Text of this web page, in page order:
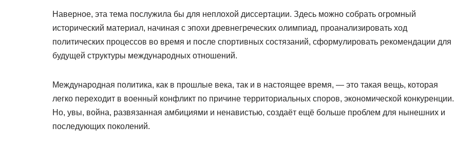
Наверное, эта тема послужила бы для неплохой диссертации. Здесь можно собрать огромный
исторический материал, начиная с эпохи древнегреческих олимпиад, проанализировать ход
политических процессов во время и после спортивных состязаний, сформулировать рекомендации для
будущей структуры международных отношений.
Международная политика, как в прошлые века, так и в настоящее время, — это такая вещь, которая
легко переходит в военный конфликт по причине территориальных споров, экономической конкуренции.
Но, увы, война, развязанная амбициями и ненавистью, создаёт ещё больше проблем для нынешних и
последующих поколений.